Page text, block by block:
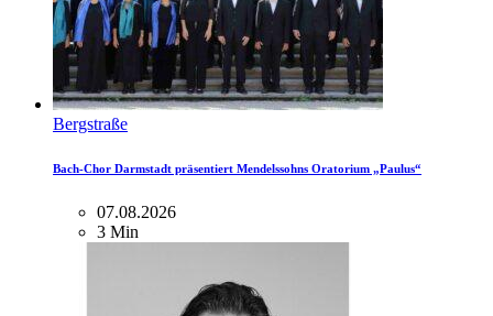
Bergstraße
Bach-Chor Darmstadt präsentiert Mendelssohns Oratorium „Paulus“
07.08.2026
3 Min